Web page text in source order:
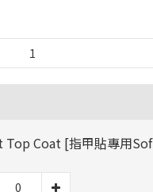
Top Coat [指甲貼專用